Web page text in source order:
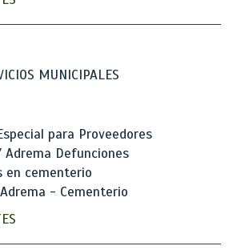
MUNICIPALES
para Proveedores
Defunciones
en cementerio
- Cementerio